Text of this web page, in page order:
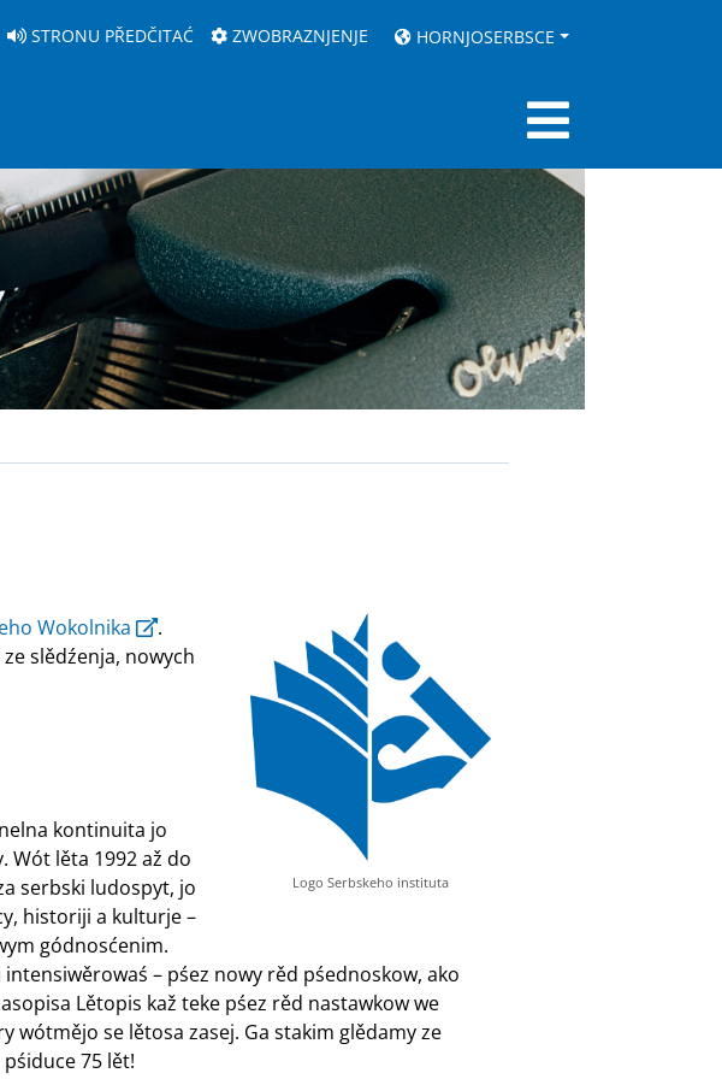
STRONU PŘEDČITAĆ ZWOBRAZNJENJE HORNJOSERBSCE
Logo Serbskeho instituta
Wokolnika
.
slědźenja, nowych
kontinuita jo
Wót lěta 1992 až do
serbski ludospyt, jo
historiji a kulturje –
gódnosćenim.
– pśez nowy rěd pśednoskow, ako
Lětopis kaž teke pśez rěd nastawkow we
wótmějo se lětosa zasej. Ga stakim glědamy ze
75 lět!